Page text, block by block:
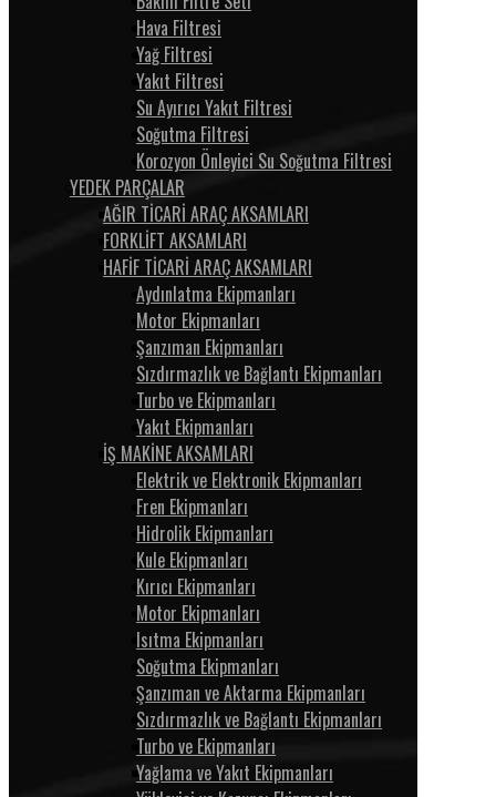
Hava Filtresi
Yağ Filtresi
Yakıt Filtresi
Su Ayırıcı Yakıt Filtresi
Soğutma Filtresi
Korozyon Önleyici Su Soğutma Filtresi
YEDEK PARÇALAR
AĞIR TİCARİ ARAÇ AKSAMLARI
FORKLİFT AKSAMLARI
HAFİF TİCARİ ARAÇ AKSAMLARI
Aydınlatma Ekipmanları
Motor Ekipmanları
Şanzıman Ekipmanları
Sızdırmazlık ve Bağlantı Ekipmanları
Turbo ve Ekipmanları
Yakıt Ekipmanları
İŞ MAKİNE AKSAMLARI
Elektrik ve Elektronik Ekipmanları
Fren Ekipmanları
Hidrolik Ekipmanları
Kule Ekipmanları
Kırıcı Ekipmanları
Motor Ekipmanları
Isıtma Ekipmanları
Soğutma Ekipmanları
Şanzıman ve Aktarma Ekipmanları
Sızdırmazlık ve Bağlantı Ekipmanları
Turbo ve Ekipmanları
Yağlama ve Yakıt Ekipmanları